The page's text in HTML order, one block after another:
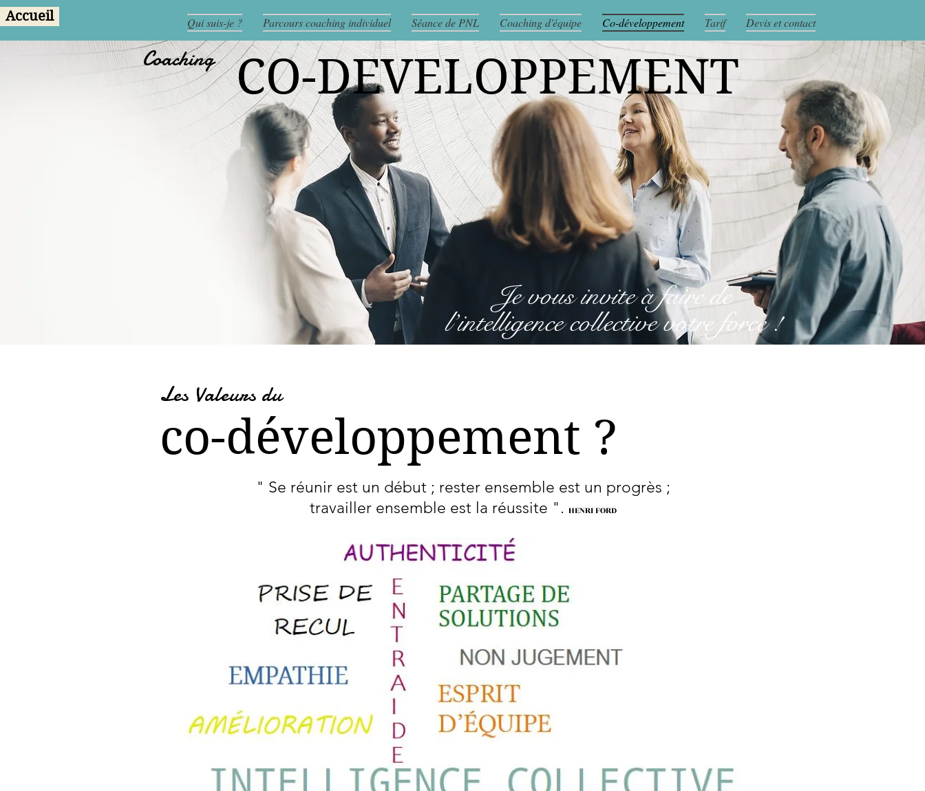
Accueil Qui suis-je ? Parcours coaching individuel Séance de PNL Coaching d'équipe Co-développement Tarif Devis et contact
Coaching CO-DEVELOPPEMENT
Je vous invite à faire de
l’intelligence collective votre force !
Les Valeurs du
co-développement ?
" Se réunir est un début ; rester ensemble est un progrès ;
travailler ensemble est la réussite ". HENRI FORD